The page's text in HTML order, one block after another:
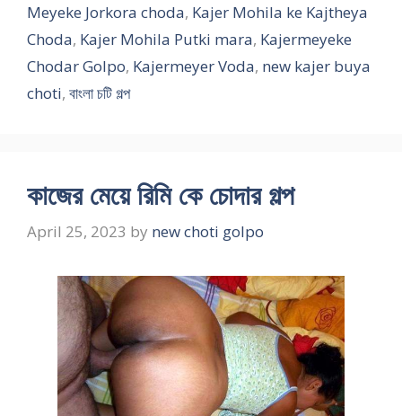
Meyeke Jorkora choda, Kajer Mohila ke Kajtheya
Choda, Kajer Mohila Putki mara, Kajermeyeke
Chodar Golpo, Kajermeyer Voda, new kajer buya
choti, বাংলা চটি গল্প
কাজের মেয়ে রিমি কে চোদার গল্প
April 25, 2023 by new choti golpo